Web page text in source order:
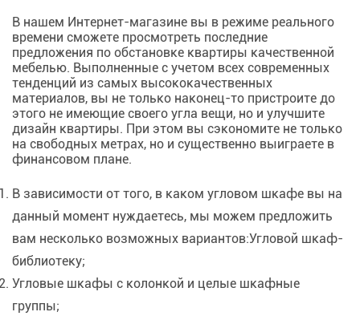
В нашем Интернет-магазине вы в режиме реального
времени сможете просмотреть последние
предложения по обстановке квартиры качественной
мебелью. Выполненные с учетом всех современных
тенденций из самых высококачественных
материалов, вы не только наконец-то пристроите до
этого не имеющие своего угла вещи, но и улучшите
дизайн квартиры. При этом вы сэкономите не только
на свободных метрах, но и существенно выиграете в
финансовом плане.
В зависимости от того, в каком угловом шкафе вы на
данный момент нуждаетесь, мы можем предложить
вам несколько возможных вариантов:Угловой шкаф-
библиотеку;
Угловые шкафы с колонкой и целые шкафные
группы;